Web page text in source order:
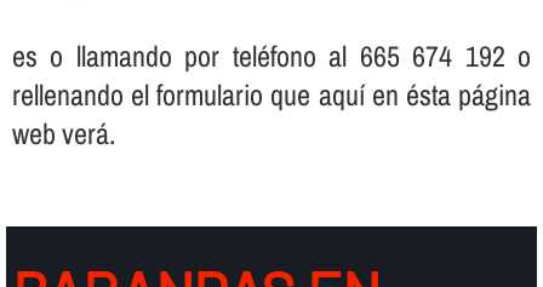
es o llamando por teléfono al 665 674 192 o
rellenando el formulario que aquí­ en ésta página
web verá.